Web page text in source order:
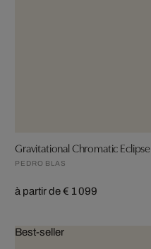
Gravitational Chromatic Eclipse
PEDRO BLAS
à partir de € 1 099
Best-seller